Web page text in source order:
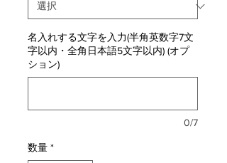
名入れする文字を入力(半角英数字7文
字以内・全角日本語5文字以内) (オプ
ション)
0/7
数量 *